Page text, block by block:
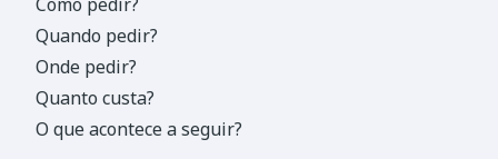
Quando pedir?
Onde pedir?
Quanto custa?
O que acontece a seguir?